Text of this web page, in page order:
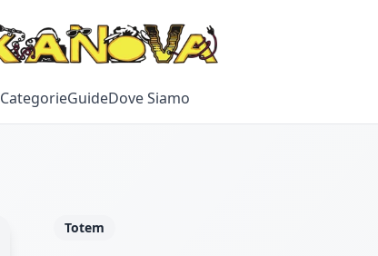
CategorieGuideDove Siamo
Totem